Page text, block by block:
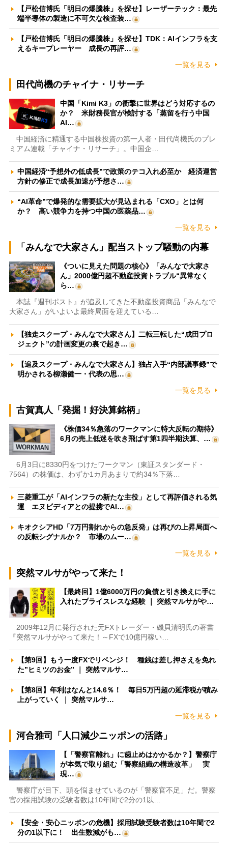
【戸松信博氏「明日の爆騰株」を探せ】レーザーテック：最先
端半導体の製造に不可欠な検査装…
【戸松信博氏「明日の爆騰株」を探せ】TDK：AIインフラを支
えるキープレーヤー 成長の再評…
一覧を見る
田代尚機のチャイナ・リサーチ
中国「Kimi K3」の衝撃に世界はどう対応するの
か？ 米財務長官が検討する「蒸留を行う中国
AI…
中国経済に精通する中国株投資の第一人者・田代尚機氏のプレ
ミアム連載「チャイナ・リサーチ」。中国企…
中国経済“予想外の低成長”で政策のテコ入れ必至か 経済運営
方針の修正で成長加速が予想さ…
“AI革命”で爆発的な需要拡大が見込まれる「CXO」とは何
か？ 高い競争力を持つ中国の医薬品…
一覧を見る
「みんなで大家さん」配当ストップ騒動の内幕
《ついに見えた問題の核心》「みんなで大家さ
ん」2000億円超不動産投資トラブル“異常なく
ら…
本誌『週刊ポスト』が追及してきた不動産投資商品「みんなで
大家さん」がいよいよ最終局面を迎えている…
【独走スクープ・みんなで大家さん】二転三転した“成田プロ
ジェクト”の計画変更の裏で起き…
【追及スクープ・みんなで大家さん】独占入手“内部議事録”で
明かされる柳瀬健一・代表の思…
一覧を見る
古賀真人「発掘！好決算銘柄」
《株価34％急落のワークマンに特大反転の期待》
6月の売上低迷を吹き飛ばす第1四半期決算、…
6月3日に8330円をつけたワークマン（東証スタンダード・
7564）の株価は、わずか1カ月あまりで約34％下落…
三菱重工が「AIインフラの新たな主役」として再評価される気
運 エヌビディアとの提携でAI…
キオクシアHD「7万円割れからの急反発」は再びの上昇局面へ
の反転シグナルか？ 市場のムー…
一覧を見る
突然マルサがやって来た！
【最終回】1億6000万円の負債と引き換えに手に
入れたプライスレスな経験 ｜ 突然マルサがや…
2009年12月に発行された元FXトレーダー・磯貝清明氏の著書
『突然マルサがやって来た！～FXで10億円稼い…
【第9回】もう一度FXでリベンジ！ 種銭は差し押さえを免れ
た”ヒミツのお金” ｜ 突然マルサ…
【第8回】年利はなんと14.6％！ 毎日5万円超の延滞税が積み
上がっていく ｜ 突然マルサ…
一覧を見る
河合雅司「人口減少ニッポンの活路」
【「警察官離れ」に歯止めはかかるか？】警察庁
が本気で取り組む「警察組織の構造改革」 実
現…
警察庁が目下、頭を悩ませているのが「警察官不足」だ。警察
官の採用試験の受験者数は10年間で2分の1以…
【安全・安心ニッポンの危機】採用試験受験者数は10年間で2
分の1以下に！ 出生数減がも…